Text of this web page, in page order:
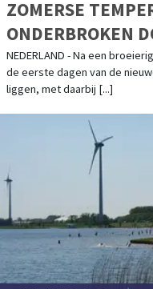
ZOMERSE
ONDERBROKEN
MOGELIJK
WEER ZONNIG
NEDERLAND - Na een
de eerste dagen van de
liggen, met daarbij [...]